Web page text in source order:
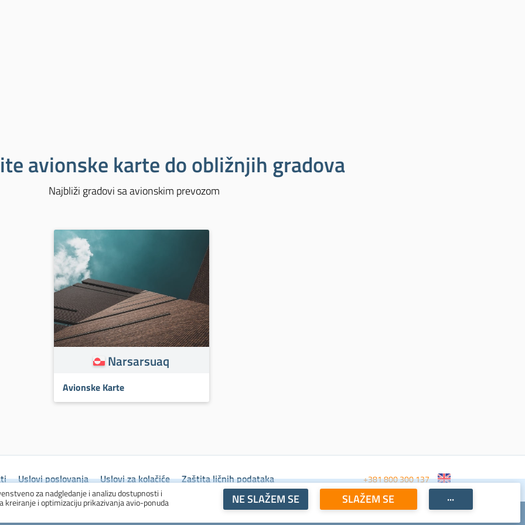
avionske karte do obližnjih gradova
Najbliži gradovi sa avionskim prevozom
Narsarsuaq
Avionske Karte
Uslovi poslovanja Uslovi za kolačiće Zaštita ličnih podataka +381 800 300 137
za nadgledanje i analizu dostupnosti i
kreiranje i optimizaciju prikazivanja avio-ponuda NE SLAŽEM SE SLAŽEM SE ···